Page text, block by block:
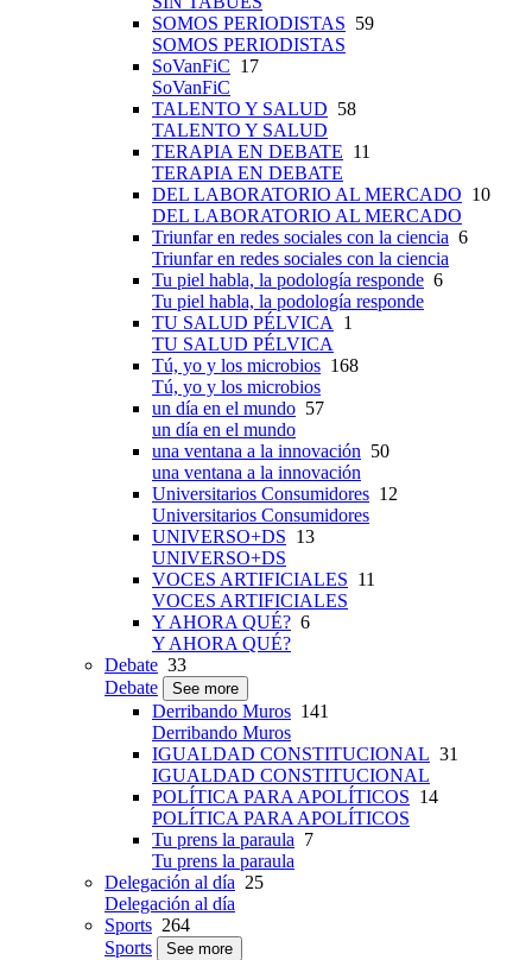
SOMOS PERIODISTAS 59
SOMOS PERIODISTAS
SoVanFiC 17
SoVanFiC
TALENTO Y SALUD 58
TALENTO Y SALUD
TERAPIA EN DEBATE 11
TERAPIA EN DEBATE
DEL LABORATORIO AL MERCADO 10
DEL LABORATORIO AL MERCADO
Triunfar en redes sociales con la ciencia 6
Triunfar en redes sociales con la ciencia
Tu piel habla, la podología responde 6
Tu piel habla, la podología responde
TU SALUD PÉLVICA
1
TU SALUD PÉLVICA
Tú, yo y los microbios 168
Tú, yo y los microbios
un día en el mundo 57
un día en el mundo
una ventana a la innovación 50
una ventana a la innovación
Universitarios Consumidores 12
Universitarios Consumidores
UNIVERSO+DS 13
UNIVERSO+DS
VOCES ARTIFICIALES 11
VOCES ARTIFICIALES
Y AHORA QUÉ? 6
Y AHORA QUÉ?
Debate 33
Debate
See more
Derribando Muros 141
Derribando Muros
IGUALDAD CONSTITUCIONAL 31
IGUALDAD CONSTITUCIONAL
POLÍTICA PARA APOLÍTICOS 14
POLÍTICA PARA APOLÍTICOS
Tu prens la paraula 7
Tu prens la paraula
Delegación al día 25
Delegación al día
Sports 264
Sports
See more